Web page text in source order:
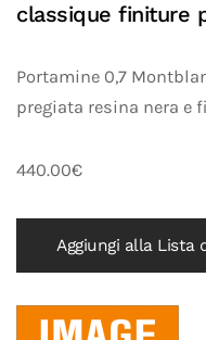
classique finiture
Portamine 0,7
pregiata resina nera e
440.00€
Aggiungi alla Lista